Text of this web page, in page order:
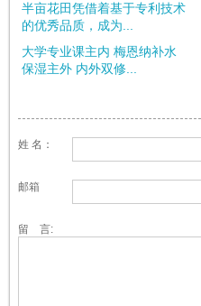
半亩花田凭借着基于专利技术
的优秀品质，成为...
大学专业课主内 梅恩纳补水
保湿主外 内外双修...
姓 名：
邮箱
留 言: